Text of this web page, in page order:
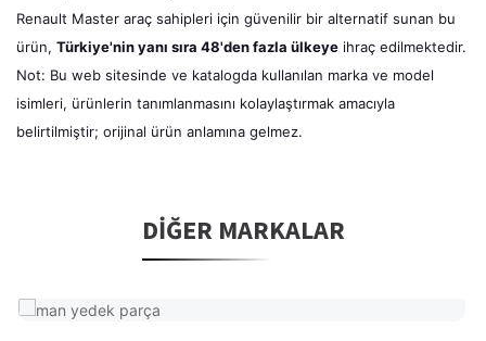
Renault Master araç sahipleri için güvenilir bir alternatif sunan bu
ürün, Türkiye'nin yanı sıra 48'den fazla ülkeye ihraç edilmektedir.
Not: Bu web sitesinde ve katalogda kullanılan marka ve model
isimleri, ürünlerin tanımlanmasını kolaylaştırmak amacıyla
belirtilmiştir; orijinal ürün anlamına gelmez.
DIĞER MARKALAR